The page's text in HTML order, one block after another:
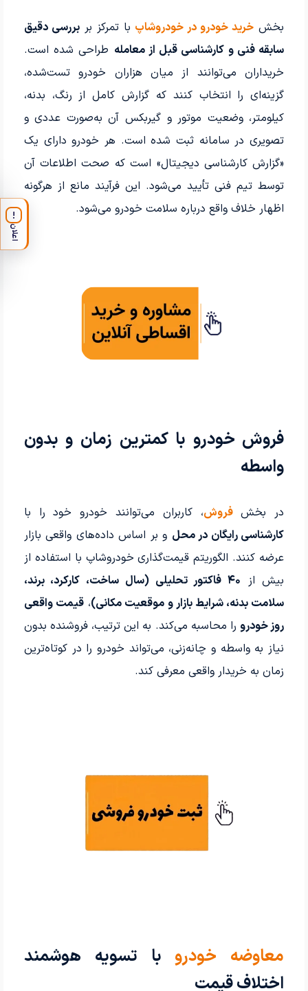
بخش خرید خودرو در خودروشاپ با تمرکز بربررسی دقیق
سابقه فنی و کارشناسی قبل از معامله طراحی شده است.
خریداران می‌توانند از میان هزاران خودرو تست‌شده،
گزینه‌ای را انتخاب کنند که گزارش کامل از رنگ، بدنه،
کیلومتر، وضعیت موتور و گیربکس آن به‌صورت عددی و
تصویری در سامانه ثبت شده است. هر خودرو دارای یک
«گزارش کارشناسی دیجیتال» است که صحت اطلاعات آن
توسط تیم فنی تأیید می‌شود. این فرآیند مانع از هرگونه
اظهار خلاف واقع درباره سلامت خودرو می‌شود.
فروش خودرو با کمترین زمان و بدون
واسطه
در بخشفروش، کاربران می‌توانند خودرو خود را با
کارشناسی رایگان در محل و بر اساس داده‌های واقعی بازار
عرضه کنند. الگوریتم قیمت‌گذاری خودروشاپ با استفاده از
بیش از
۴۰ فاکتور تحلیلی (سال ساخت، کارکرد، برند،
سلامت بدنه، شرایط بازار و موقعیت مکانی)،قیمت واقعی
روز خودرورا محاسبه می‌کند. به این ترتیب، فروشنده بدون
نیاز به واسطه و چانه‌زنی، می‌تواند خودرو را در کوتاه‌ترین
زمان به خریدار واقعی معرفی کند.
معاوضه خودروبا تسویه هوشمند
اختلاف قیمت
!
اعلان